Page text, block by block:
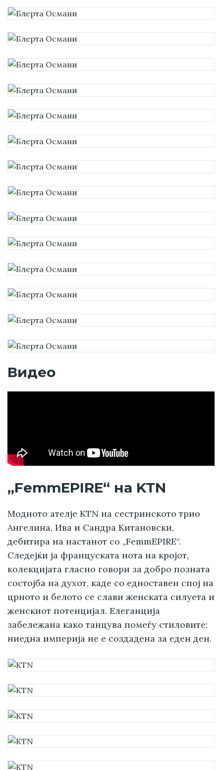
Видео
„FemmEPIRE“ на KTN
Модното ателје KTN на сестринското трио
Ангелина, Ива и Сандра Китановски,
дебитира на настанот со „FemmEPIRE“.
Следејќи ја француската нота на кројот,
колекцијата гласно говори за добро позната
состојба на духот, каде со едноставен спој на
црното и белото се слави женската силуета и
женскиот потенцијал. Елеганција
забележана како танцува помеѓу стиловите:
ниедна империја не е создадена за еден ден.